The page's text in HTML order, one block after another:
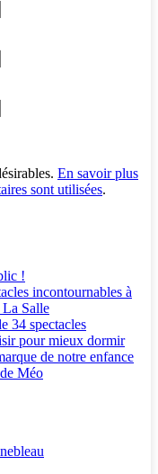
En savoir plus
sont utilisées.
!
incontournables à
Salle
34 spectacles
pour mieux dormir
de notre enfance
Méo